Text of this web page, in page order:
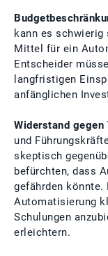
kann es
Mittel für ein
Entscheider
langfristigen
anfänglichen
Widerstand gegen
und
skeptisch
befürchten, dass
gefährden
Automatisierung
Schulungen
erleichtern.